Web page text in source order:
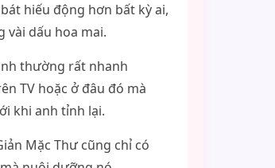
hiếu động hơn bất kỳ ai,
vài dấu hoa mai.
thường rất nhanh
TV hoặc ở đâu đó mà
khi anh tỉnh lại.
Mặc Thư cũng chỉ có